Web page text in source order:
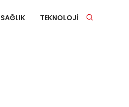
SAĞLIK TEKNOLOJI